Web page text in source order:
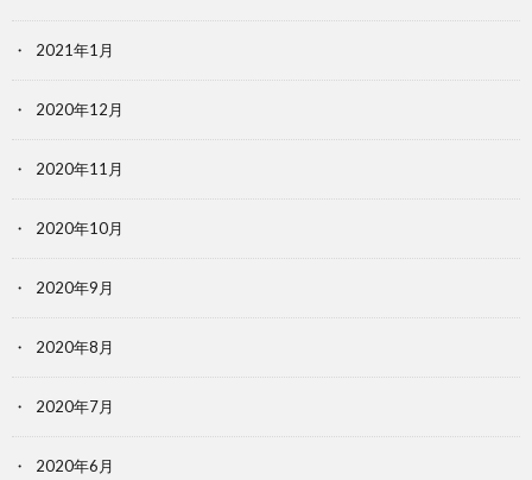
2021年1月
2020年12月
2020年11月
2020年10月
2020年9月
2020年8月
2020年7月
2020年6月